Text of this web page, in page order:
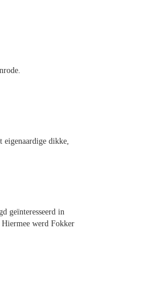
dikke,
geïnteresseerd in
werd Fokker